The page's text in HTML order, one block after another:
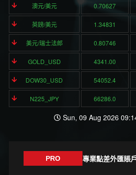
澳元/美元 0.70627
英鎊/美元 1.34831
美元/瑞士法郎 0.80746
GOLD_USD 4341.00
DOW30_USD 54052.4
N225_JPY 66286.0
Sun, 09 Aug 2026
PRO 專業點差外匯賬